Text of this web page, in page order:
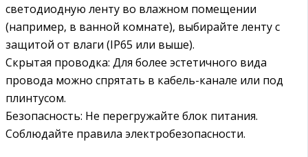
светодиодную ленту во влажном помещении
(например‚ в ванной комнате)‚ выбирайте ленту с
защитой от влаги (IP65 или выше).
Скрытая проводка: Для более эстетичного вида
провода можно спрятать в кабель-канале или под
плинтусом.
Безопасность: Не перегружайте блок питания.
Соблюдайте правила электробезопасности.